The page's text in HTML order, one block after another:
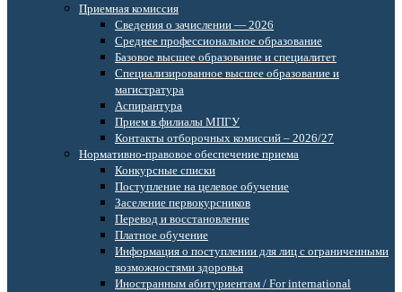
Приемная комиссия
Сведения о зачислении — 2026
Среднее профессиональное образование
Базовое высшее образование и специалитет
Специализированное высшее образование и
магистратура
Аспирантура
Прием в филиалы МПГУ
Контакты отборочных комиссий – 2026/27
Нормативно-правовое обеспечение приема
Конкурсные списки
Поступление на целевое обучение
Заселение первокурсников
Перевод и восстановление
Платное обучение
Информация о поступлении для лиц с ограниченными
возможностями здоровья
Иностранным абитуриентам / For international